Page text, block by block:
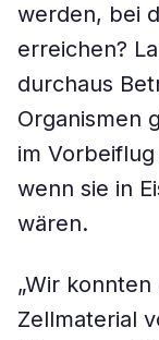
werden, bei
erreichen?
durchaus
Organismen
im
wenn sie in
wären.
„Wir
Zellmaterial